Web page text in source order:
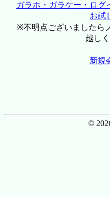
ガラホ・ガラケー・ログ
お試
※不明点ございましたら
越し
新規
©